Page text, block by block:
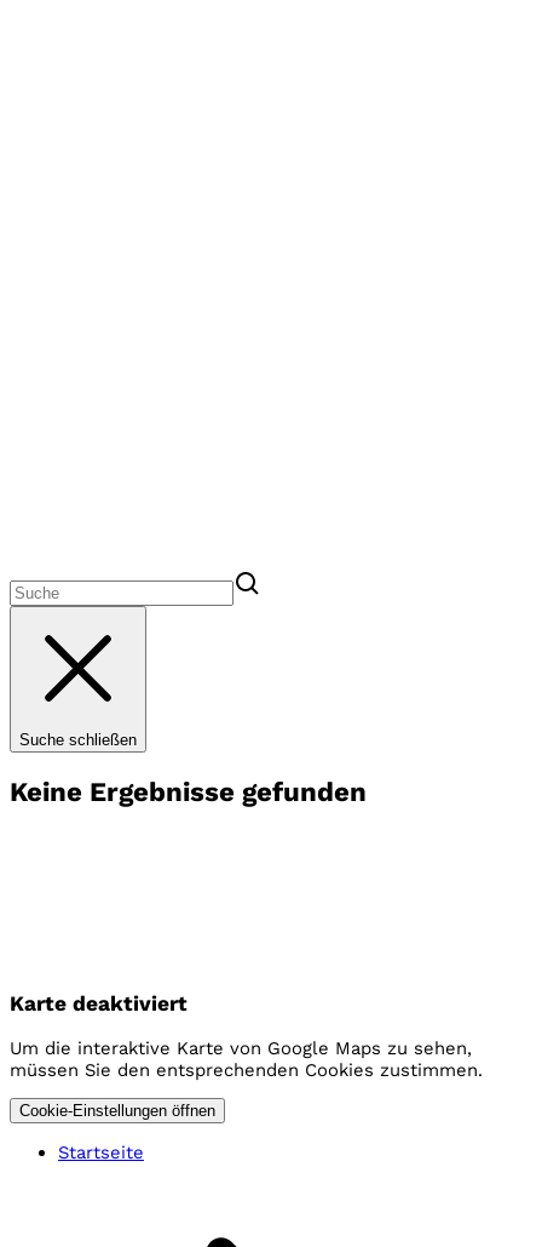
Suche schließen
Keine Ergebnisse gefunden
Wir sind in ganz Deutschland vor Ort. Deine nächste
Karte deaktiviert
Um die interaktive Karte von Google Maps zu sehen,
müssen Sie den entsprechenden Cookies zustimmen.
Cookie-Einstellungen öffnen
Startseite